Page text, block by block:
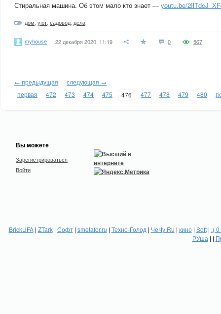
Стиральная машина. Об этом мало кто знает — youtu.be/
дом уют садовод дела
myhouse 22 декабря 2020, 11:19 0 567
← предыдущая
следующая →
первая
472 473 474 475 476 477 478 479 480
Вы можете
Зарегистрироваться
Войти
BrickUFA| ZTark| Софт| smetafor.ru | Техно-Голод | ЧеЧу.Ru | кино| Soft| :(
РУша | |